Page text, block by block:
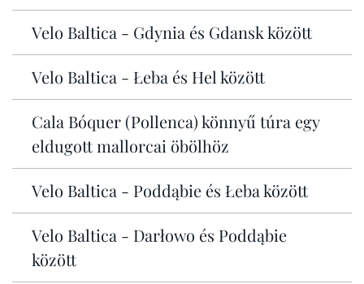
Velo Baltica - Gdynia és Gdansk között
Velo Baltica - Łeba és Hel között
Cala Bóquer (Pollenca) könnyű túra egy
eldugott mallorcai öbölhöz
Velo Baltica - Poddąbie és Łeba között
Velo Baltica - Darłowo és Poddąbie
között